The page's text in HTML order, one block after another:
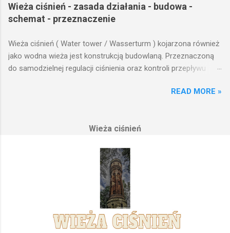
Wieża ciśnień - zasada działania - budowa -
schemat - przeznaczenie
Wieża ciśnień ( Water tower / Wasserturm ) kojarzona również
jako wodna wieża jest konstrukcją budowlaną. Przeznaczoną
do samodzielnej regulacji ciśnienia oraz kontroli przepływu
na którym została wzniesiona. Wieża ciśnień jest obiektem
fundamenty modułu infrastruktury wodnej, zaplanowanej dla
Podstawową funkcją wież ciśnień jest zwiększanie ciśnienia
wody do dystrybucji. Zasada działania wieży ciśnień Cechą
priorytetową przy projektowaniu wieży ciśnień jest wyszukanie
odpowiedniego terenu pod przyszłe fundamenty obiektu.
Konstrukcja, aby mogła być w pełni funkcjonalna musi zostać
wybudowana na najwyższym lokalnym wzniesieniu. Ponieważ
gromadząca się woda w zbiorniku wieży ciśnień musi być
READ MORE »
Wieża ciśnień